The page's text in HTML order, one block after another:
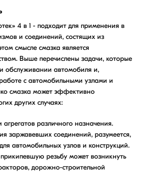
4 в 1 - подходит для применения в
и соединений, состящих из
смысле смазка является
Выше перечислены задачи, которые
обслуживании автомобиля и,
с автомобильными узлами и
смазка может эффективно
других случаях:
различного назначения.
заржавевших соединений, разумеется,
автомобильных узлов и конструкций.
прикипевшую резьбу может возникнуть
дорожно-строительной